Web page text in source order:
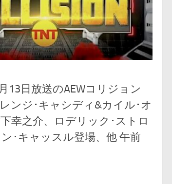
13日放送のAEWコリジョン
ンジ･キャシディ&カイル･オ
幸之介、ロデリック･ストロ
･キャッスル登場、他 午前